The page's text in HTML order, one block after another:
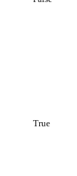
True